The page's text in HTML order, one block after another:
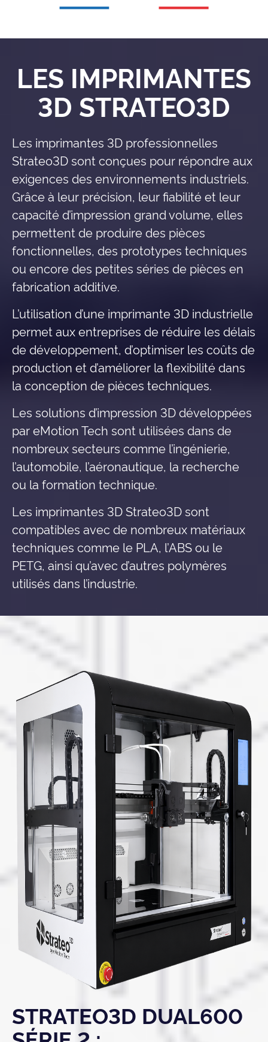
LES IMPRIMANTES
3D STRATEO3D
Les imprimantes 3D professionnelles
Strateo3D sont conçues pour répondre aux
exigences des environnements industriels.
Grâce à leur précision, leur fiabilité et leur
capacité d’impression grand volume, elles
permettent de produire des pièces
fonctionnelles, des prototypes techniques
ou encore des petites séries de pièces en
fabrication additive.
L’utilisation d’une imprimante 3D industrielle
permet aux entreprises de réduire les délais
de développement, d’optimiser les coûts de
production et d’améliorer la flexibilité dans
la conception de pièces techniques.
Les solutions d’impression 3D développées
par eMotion Tech sont utilisées dans de
nombreux secteurs comme l’ingénierie,
l’automobile, l’aéronautique, la recherche
ou la formation technique.
Les imprimantes 3D Strateo3D sont
compatibles avec de nombreux matériaux
techniques comme le PLA, l’ABS ou le
PETG, ainsi qu’avec d’autres polymères
utilisés dans l’industrie.
STRATEO3D DUAL600